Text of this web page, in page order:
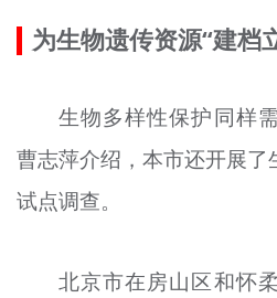
为生物遗传资源“建档
生物多样性保护同样
曹志萍介绍，本市还开展
试点调查。
北京市在房山区和怀